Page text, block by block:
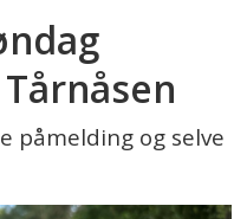
påmelding og selve